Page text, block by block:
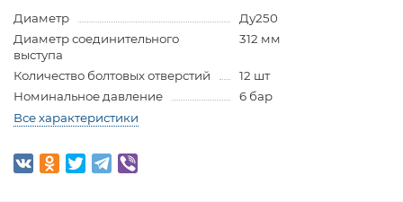
Диаметр
Ду250
Диаметр соединительного
выступа
312 мм
Количество болтовых отверстий
12 шт
Номинальное давление
6 бар
Все характеристики